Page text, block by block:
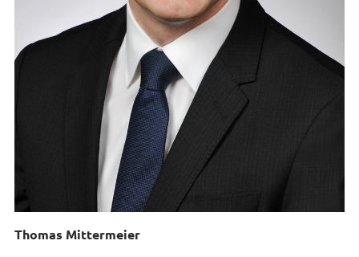
Thomas Mittermeier